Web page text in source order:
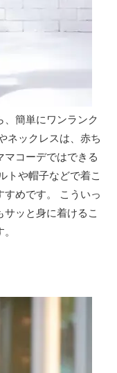
簡単にワンランク
マコーデではできる
。 こういっ
ッと身に着けるこ